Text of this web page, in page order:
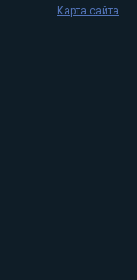
Карта сайта